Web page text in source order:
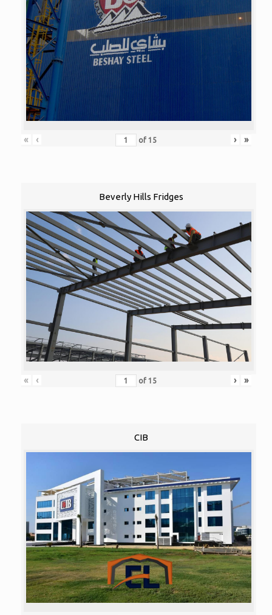
« ‹ of 15 › »
Beverly Hills Fridges
« ‹ of 15 › »
CIB